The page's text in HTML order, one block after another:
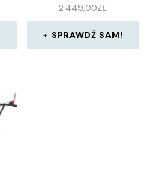
2 449,00ZŁ
SPRAWDŹ SAM!